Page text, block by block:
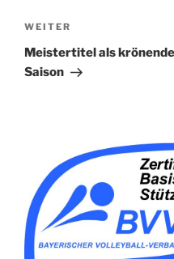
Nächster
Beitrag
WEITER
Meistertitel als
Saison